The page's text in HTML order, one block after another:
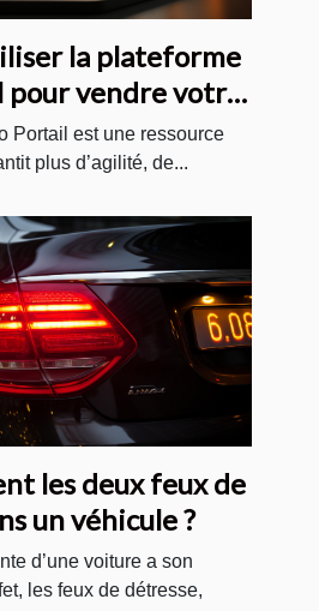
la plateforme
vendre votre
?
Portail est une ressource
plus d’agilité, de...
les deux feux de
un véhicule ?
d’une voiture a son
les feux de détresse,